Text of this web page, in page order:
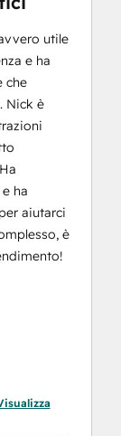
utile
e ha
che
Nick è
ha
aiutarci
è